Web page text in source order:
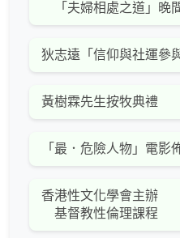
「夫婦相處之道」晚
狄志遠「信仰與社運參
黃樹霖先生按牧典禮
「最．危險人物」電影
香港性文化學會主辦
基督教性倫理課程